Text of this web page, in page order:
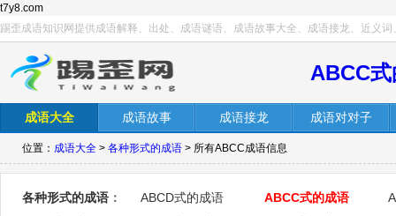
t7y8.com
踢歪成语知识网提供成语解释、出处、成语谜语、成语故事大全、成语接龙、近义
ABCC
成语大全 成语故事 成语接龙 成语对对子
位置： 成语大全 > 各种形式的成语 > 所有ABCC成语信息
各种形式的成语 ： ABCD式的成语 ABCC式的成语